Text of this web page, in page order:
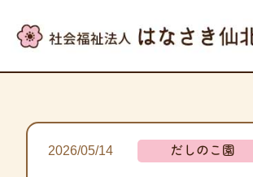
2026/05/14 だしのこ園